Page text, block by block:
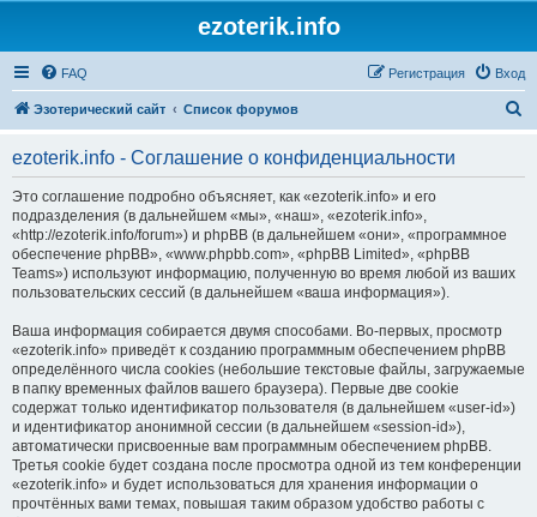
ezoterik.info
FAQ Вход
Регистрация
Эзотерический сайт Список форумов
ezoterik.info - Соглашение о конфиденциальности
Это соглашение подробно объясняет, как «ezoterik.info» и его
подразделения (в дальнейшем «мы», «наш», «ezoterik.info»,
«http://ezoterik.info/forum») и phpBB (в дальнейшем «они», «программное
обеспечение phpBB», «www.phpbb.com», «phpBB Limited», «phpBB
Teams») используют информацию, полученную во время любой из ваших
пользовательских сессий (в дальнейшем «ваша информация»).
Ваша информация собирается двумя способами. Во-первых, просмотр
«ezoterik.info» приведёт к созданию программным обеспечением phpBB
определённого числа cookies (небольшие текстовые файлы, загружаемые
в папку временных файлов вашего браузера). Первые две cookie
содержат только идентификатор пользователя (в дальнейшем «user-id»)
и идентификатор анонимной сессии (в дальнейшем «session-id»),
автоматически присвоенные вам программным обеспечением phpBB.
Третья cookie будет создана после просмотра одной из тем конференции
«ezoterik.info» и будет использоваться для хранения информации о
прочтённых вами темах, повышая таким образом удобство работы с